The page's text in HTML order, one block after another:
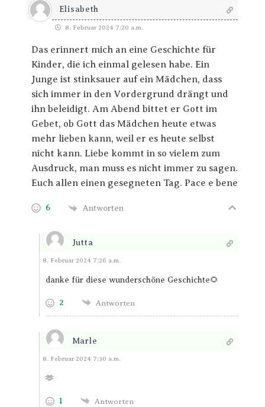
Elisabeth
8. Februar 2024 7:20 a.m.
Das erinnert mich an eine Geschichte für
Kinder, die ich einmal gelesen habe. Ein
Junge ist stinksauer auf ein Mädchen, dass
sich immer in den Vordergrund drängt und
ihn beleidigt. Am Abend bittet er Gott im
Gebet, ob Gott das Mädchen heute etwas
mehr lieben kann, weil er es heute selbst
nicht kann. Liebe kommt in so vielem zum
Ausdruck, man muss es nicht immer zu sagen.
Euch allen einen gesegneten Tag. Pace e bene
6 Antworten
Jutta
Antworten
8. Februar 2024 7:26 a.m.
danke für diese wunderschöne Geschichte🌻
2 Antworten
Marle
Antworten
8. Februar 2024 7:30 a.m.
🫶
1 Antworten